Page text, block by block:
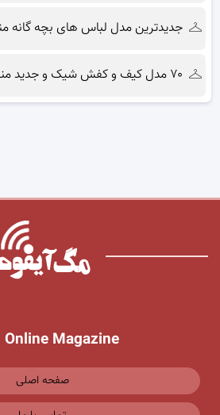
جدیدترین مدل لباس های بچه گانه
۷۰ مدل کیف و کفش شیک و جدید مناسب عید نوروز ۱۴۰۱
Online Magazine
صفحه اصلی